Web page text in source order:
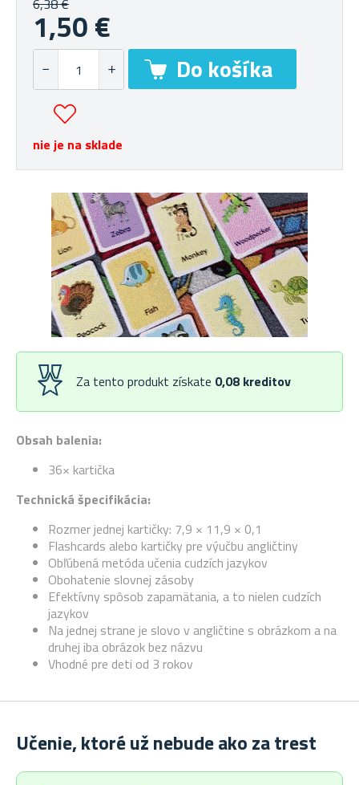
Obsah balenia:
36× kartička
Technická špecifikácia:
Rozmer jednej kartičky: 7,9 × 11,9 × 0,1
Flashcards alebo kartičky pre výučbu angličtiny
Obľúbená metóda učenia cudzích jazykov
Obohatenie slovnej zásoby
Efektívny spôsob zapamätania, a to nielen cudzích
jazykov
Na jednej strane je slovo v angličtine s obrázkom a na
druhej iba obrázok bez názvu
Vhodné pre deti od 3 rokov
6,38 €
1,50 €
nie je na sklade
Za tento produkt získate 0,08 kreditov
Učenie, ktoré už nebude ako za trest